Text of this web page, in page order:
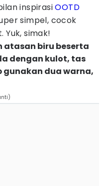
inspirasiOOTD
simpel, cocok
Yuk, simak!
atasan biru beserta
dengan kulot, tas
gunakan dua warna,